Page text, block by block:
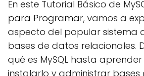
En este Tutorial Básico de
para Programar, vamos a
aspecto del popular sistema
bases de datos relacionales.
qué es MySQL hasta
instalarlo y administrar